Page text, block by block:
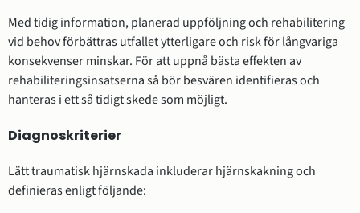
Med tidig information, planerad uppföljning och rehabilitering
vid behov förbättras utfallet ytterligare och risk för långvariga
konsekvenser minskar. För att uppnå bästa effekten av
rehabiliteringsinsatserna så bör besvären identifieras och
hanteras i ett så tidigt skede som möjligt.
Diagnoskriterier
Lätt traumatisk hjärnskada inkluderar hjärnskakning och
definieras enligt följande: